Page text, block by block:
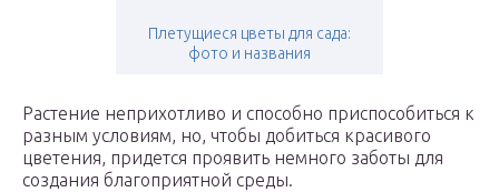
Плетущиеся цветы для сада:
фото и названия
Растение неприхотливо и способно приспособиться к
разным условиям, но, чтобы добиться красивого
цветения, придется проявить немного заботы для
создания благоприятной среды.